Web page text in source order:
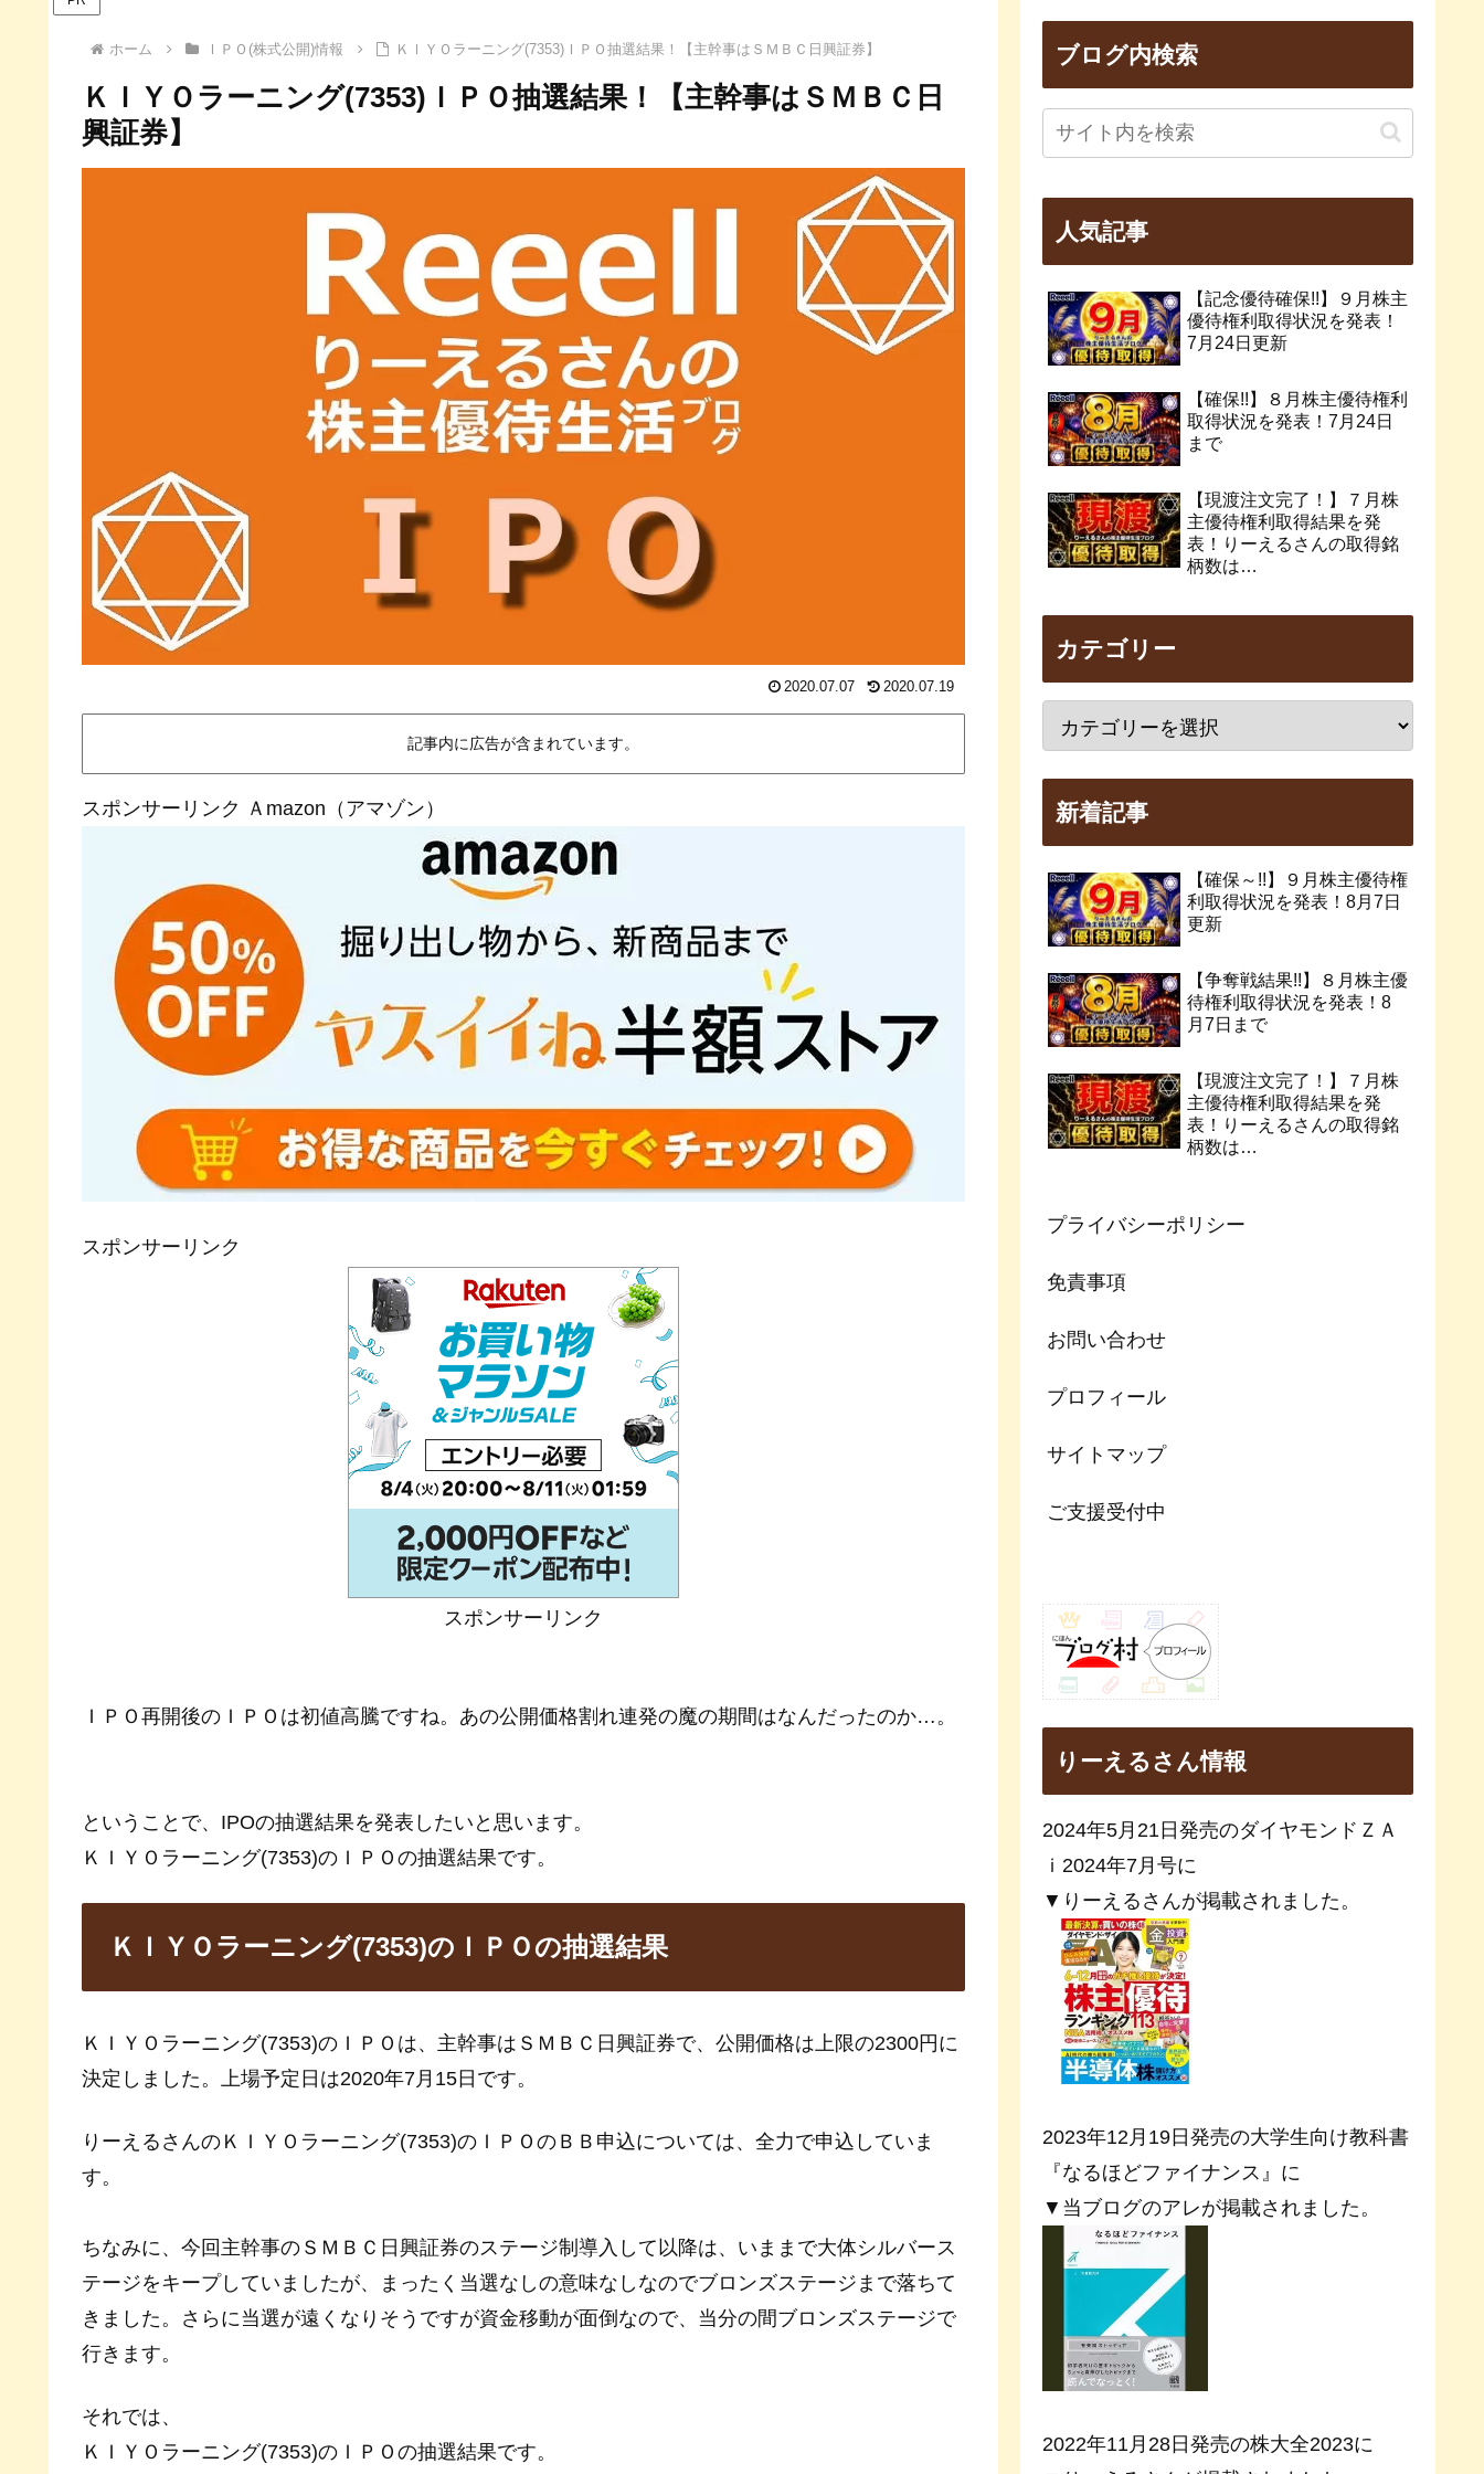
ホーム ＩＰＯ(株式公開)情報 ＫＩＹＯラーニング(7353)ＩＰＯ抽選結果！【主幹事はＳＭＢＣ日興証券】
ＫＩＹＯラーニング(7353)ＩＰＯ抽選結果！【主幹事はＳＭＢＣ日
興証券】
2020.07.07 2020.07.19
記事内に広告が含まれています。
スポンサーリンク Ａmazon（アマゾン）
スポンサーリンク
スポンサーリンク
ＩＰＯ再開後のＩＰＯは初値高騰ですね。あの公開価格割れ連発の魔の期間はなんだったのか…。
ということで、IPOの抽選結果を発表したいと思います。
ＫＩＹＯラーニング(7353)のＩＰＯの抽選結果です。
ＫＩＹＯラーニング(7353)のＩＰＯの抽選結果
ＫＩＹＯラーニング(7353)のＩＰＯは、主幹事はＳＭＢＣ日興証券で、公開価格は上限の2300円に
決定しました。上場予定日は2020年7月15日です。
りーえるさんのＫＩＹＯラーニング(7353)のＩＰＯのＢＢ申込については、全力で申込していま
す。
ちなみに、今回主幹事のＳＭＢＣ日興証券のステージ制導入して以降は、いままで大体シルバース
テージをキープしていましたが、まったく当選なしの意味なしなのでブロンズステージまで落ちて
きました。さらに当選が遠くなりそうですが資金移動が面倒なので、当分の間ブロンズステージで
行きます。
それでは、
ＫＩＹＯラーニング(7353)のＩＰＯの抽選結果です。
ブログ内検索
人気記事
【記念優待確保!!】９月株主
優待権利取得状況を発表！
7月24日更新
【確保!!】８月株主優待権利
取得状況を発表！7月24日
まで
【現渡注文完了！】７月株
主優待権利取得結果を発
表！りーえるさんの取得銘
柄数は…
カテゴリー
新着記事
【確保～!!】９月株主優待権
利取得状況を発表！8月7日
更新
【争奪戦結果!!】８月株主優
待権利取得状況を発表！8
月7日まで
【現渡注文完了！】７月株
主優待権利取得結果を発
表！りーえるさんの取得銘
柄数は…
プライバシーポリシー
免責事項
お問い合わせ
プロフィール
サイトマップ
ご支援受付中
りーえるさん情報
2024年5月21日発売のダイヤモンドＺＡ
ｉ2024年7月号に
▼りーえるさんが掲載されました。
2023年12月19日発売の大学生向け教科書
『なるほどファイナンス』に
▼当ブログのアレが掲載されました。
2022年11月28日発売の株大全2023に